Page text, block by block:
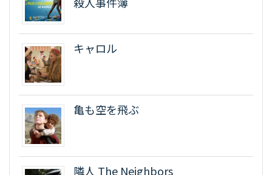
キャロル
亀も空を飛ぶ
隣人 The Neighbors